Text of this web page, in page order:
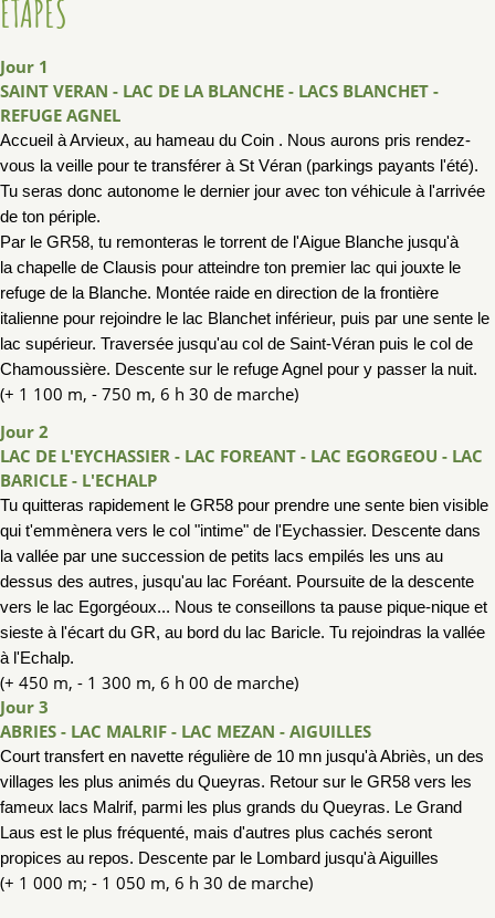
ÉTAPES
Jour 1
SAINT VERAN - LAC DE LA BLANCHE - LACS BLANCHET -
REFUGE AGNEL
Accueil à Arvieux, au hameau du Coin . Nous aurons pris rendez-
vous la veille pour te transférer à St Véran (parkings payants l'été).
Tu seras donc autonome le dernier jour avec ton véhicule à l'arrivée
de ton périple.
Par le GR58, tu remonteras le torrent de l'Aigue Blanche jusqu'à
lachapelle de Clausis pour atteindre ton premier lac qui jouxte le
refuge de la Blanche. Montée raide en direction de la frontière
italienne pour rejoindre le lac Blanchet inférieur, puis par une sente le
lac supérieur. Traversée jusqu'au col de Saint-Véran puis le col de
Chamoussière. Descente sur le refugeAgnel pour y passer la nuit.
(+ 1 100 m, - 750 m, 6 h 30 de marche)
Jour 2
LAC DE L'EYCHASSIER - LAC FOREANT - LAC EGORGEOU - LAC
BARICLE - L'ECHALP
Tu quitteras rapidement le GR58 pour prendre une sente bien visible
qui t'emmènera vers le col "intime" de l'Eychassier. Descente dans
la vallée par une succession de petits lacs empilés les uns au
dessus des autres, jusqu'au lac Foréant. Poursuite de la descente
vers le lac Egorgéoux... Nous te conseillons ta pause pique-nique et
sieste à l'écart du GR, au bord du lac Baricle. Tu rejoindras la vallée
à l'Echalp.
(+ 450 m, - 1 300 m, 6 h 00 de marche)
Jour 3
ABRIES - LAC MALRIF - LAC MEZAN - AIGUILLES
Court transfert en navette régulière de 10 mn jusqu'à Abriès, un des
villages les plus animés du Queyras. Retour sur le GR58 vers les
fameux lacs Malrif, parmi les plus grands du Queyras. Le Grand
Laus est le plus fréquenté, mais d'autres plus cachés seront
propices au repos. Descente par le Lombard jusqu'à Aiguilles
(+ 1 000 m; - 1 050 m, 6 h 30 de marche)